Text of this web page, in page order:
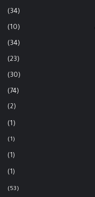
(34)
(10)
(34)
(23)
(30)
(74)
(2)
(1)
(1)
(1)
(1)
(53)